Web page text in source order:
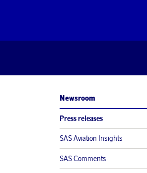
Newsroom
Press releases
SAS Aviation Insights
SAS Comments